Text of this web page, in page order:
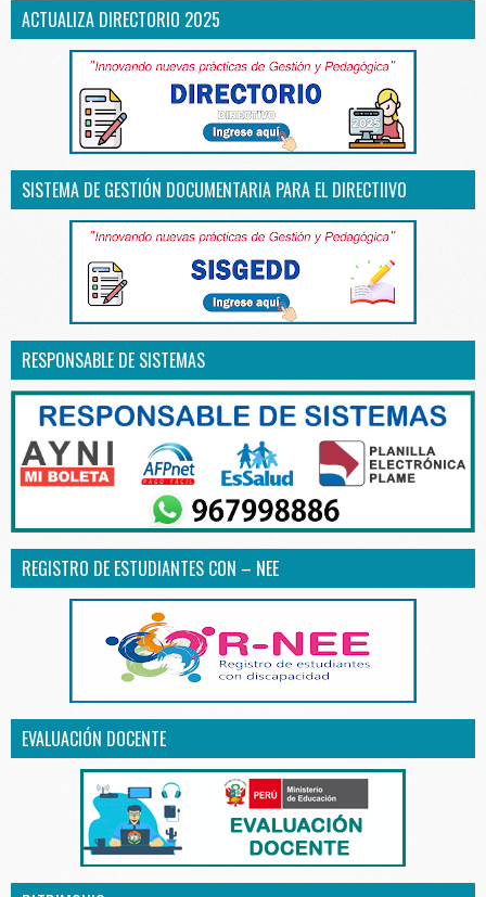
ACTUALIZA DIRECTORIO 2025
SISTEMA DE GESTIÓN DOCUMENTARIA PARA EL DIRECTIIVO
RESPONSABLE DE SISTEMAS
REGISTRO DE ESTUDIANTES CON – NEE
EVALUACIÓN DOCENTE